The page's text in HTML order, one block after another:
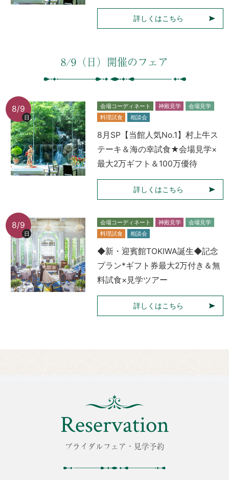
詳しくはこちら
8/9（日）開催のフェア
8/9
日
会場コーディネート 神殿見学
会場見学
料理試食
相談会
8月SP【当館人気No.1】村上牛ス
テーキ＆海の幸試食★会場見学×
最大2万ギフト＆100万優待
詳しくはこちら
8/9
日
会場コーディネート 神殿見学
会場見学
料理試食
相談会
◆新・迎賓館TOKIWA誕生◆記念
プラン*ギフト券最大2万付き＆無
料試食×見学ツアー
詳しくはこちら
Reservation
ブライダルフェア・見学予約